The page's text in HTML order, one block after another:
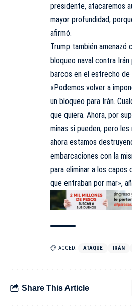
presidente, atacaremos
mayor profundidad,
afirmó.
Trump también amenazó
bloqueo naval contra
barcos en el estrecho de
«Podemos volver a
un bloqueo para Irán.
que quiera. Ahora, por
minas si pueden, pero
ahora estamos
embarcaciones con la
para eliminar a los capos
que entraban por mar»,
TAGGED: ATAQUE IRÁN
Share This Article